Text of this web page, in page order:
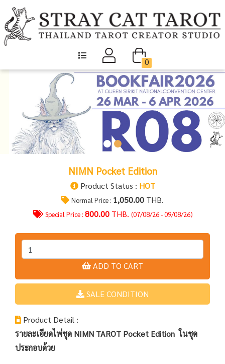
0
NIMN Pocket Edition
Product Status : HOT
Normal Price : 1,050.00 THB.
Special Price : 800.00THB. (07/08/26 - 09/08/26)
ADD TO CART
SALE CONDITION
Product Detail :
รายละเอียดไพ่ชุด NIMN TAROT Pocket Editionในชุด
ประกอบด้วย